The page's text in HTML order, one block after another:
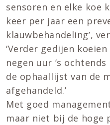
sensoren en elke koe
keer per jaar een
klauwbehandeling’,
‘Verder gedijen
negen uur ’s
de ophaallijst van de
afgehandeld.’
Met goed
maar niet bij de hoge